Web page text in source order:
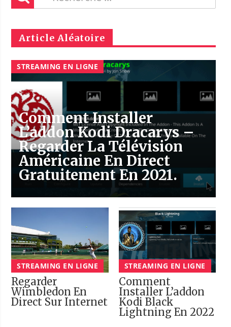
Article Aléatoire
STREAMING EN LIGNE
Comment Installer
L’addon Kodi Dracarys –
Regarder La Télévision
Américaine En Direct
Gratuitement En 2021.
STREAMING EN LIGNE
Regarder
Wimbledon En
Direct Sur Internet
STREAMING EN LIGNE
Comment
Installer L’addon
Kodi Black
Lightning En 2022